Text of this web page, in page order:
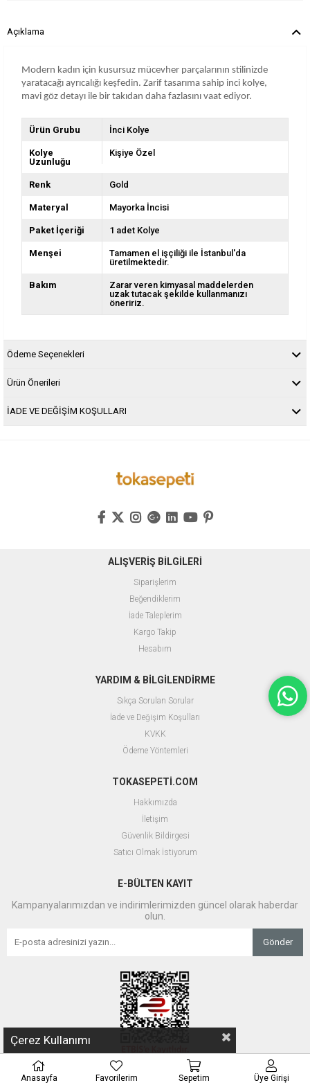
Açıklama
Modern kadın için kusursuz mücevher parçalarının stilinizde
yaratacağı ayrıcalığı keşfedin. Zarif tasarıma sahip inci kolye,
mavi göz detayı ile bir takıdan daha fazlasını vaat ediyor.
Ürün Grubu İnci Kolye
Kolye
Uzunluğu
Kişiye Özel
Renk Gold
Materyal Mayorka İncisi
Paket İçeriği 1 adet Kolye
Menşei
Tamamen el işçiliği ile İstanbul'da
üretilmektedir.
Bakım
Zarar veren kimyasal maddelerden
uzak tutacak şekilde kullanmanızı
öneririz.
Ödeme Seçenekleri
Ürün Önerileri
İADE VE DEĞİŞİM KOŞULLARI
ALIŞVERİŞ BİLGİLERİ
Siparişlerim
Beğendiklerim
İade Taleplerim
Kargo Takip
Hesabım
YARDIM & BİLGİLENDİRME
Sıkça Sorulan Sorular
İade ve Değişim Koşulları
KVKK
Ödeme Yöntemleri
TOKASEPETİ.COM
Hakkımızda
İletişim
Güvenlik Bildirgesi
Satıcı Olmak İstiyorum
E-BÜLTEN KAYIT
Kampanyalarımızdan ve indirimlerimizden güncel olarak haberdar
olun.
Gönder
Çerez Kullanımı
Anasayfa Favorilerim Sepetim Üye Girişi